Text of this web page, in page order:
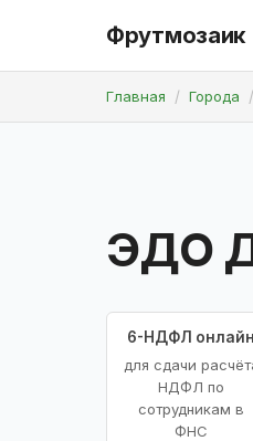
Фрутмозаик
Главная Города
ЭДО
6-НДФЛ онлайн
для сдачи
НДФЛ по
сотрудникам в
ФНС